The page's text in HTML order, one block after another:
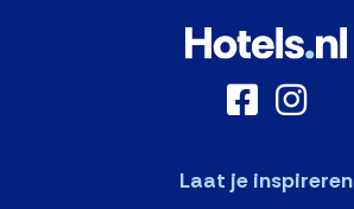
Laat je inspireren